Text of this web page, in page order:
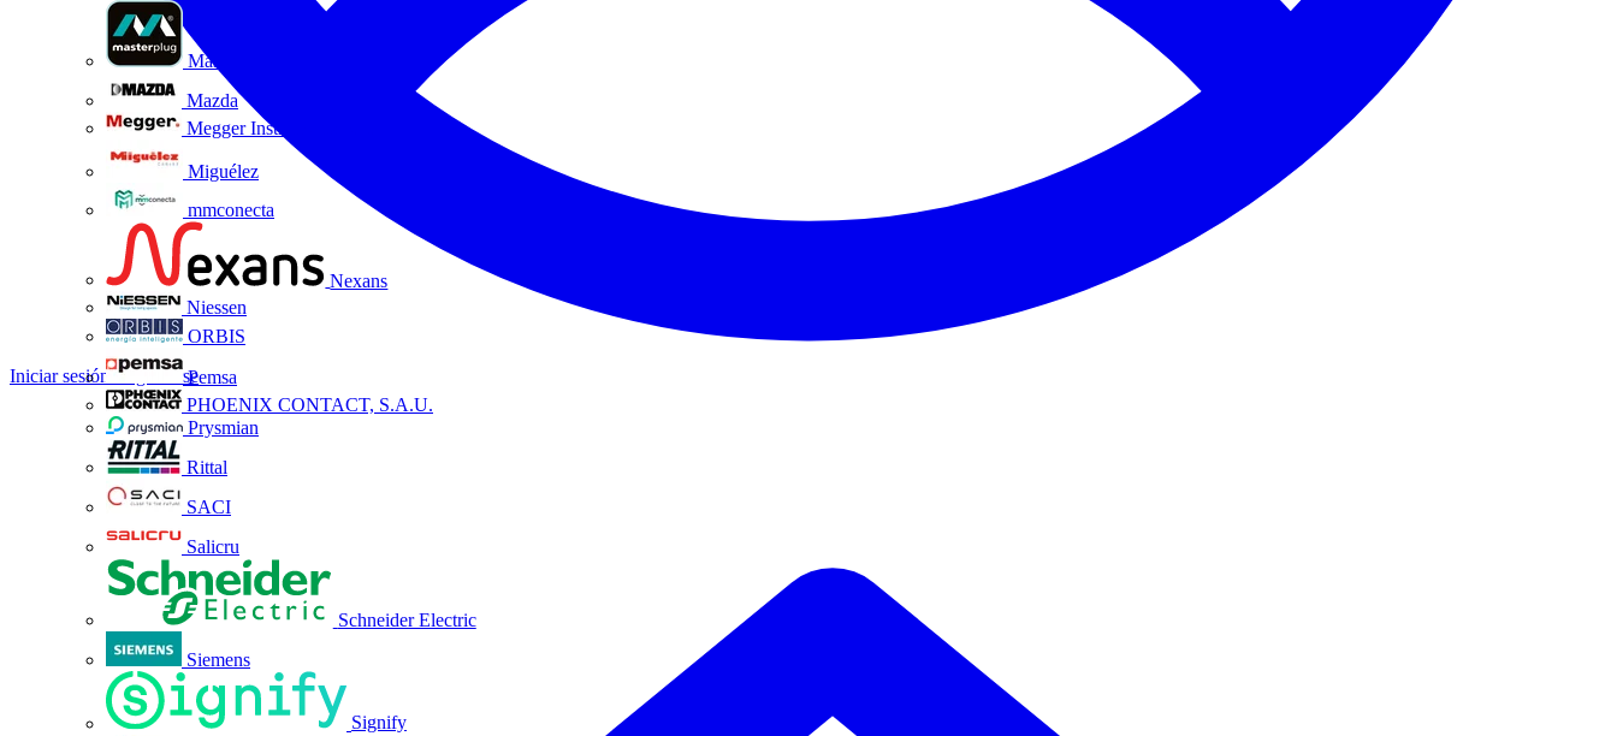
Masterplug
Mazda
Megger Instruments S.L.
Miguélez
mmconecta
Nexans
Niessen
ORBIS
Pemsa
PHOENIX CONTACT, S.A.U.
Prysmian
Rittal
SACI
Salicru
Schneider Electric
Siemens
Signify
Iniciar sesiónRegistrarse